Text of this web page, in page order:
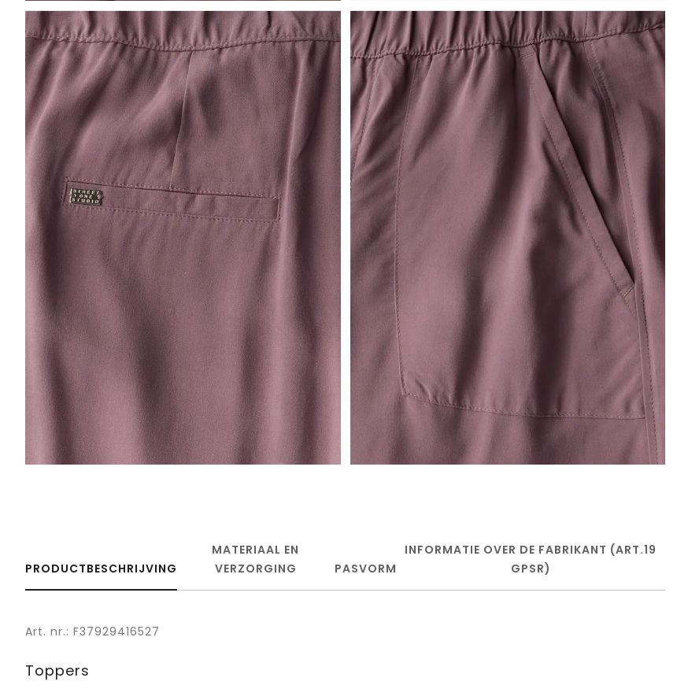
PRODUCTBESCHRIJVING
MATERIAAL EN
VERZORGING
PASVORM
INFORMATIE OVER DE FABRIKANT (ART.19
GPSR)
Art. nr.: F37929416527
Toppers